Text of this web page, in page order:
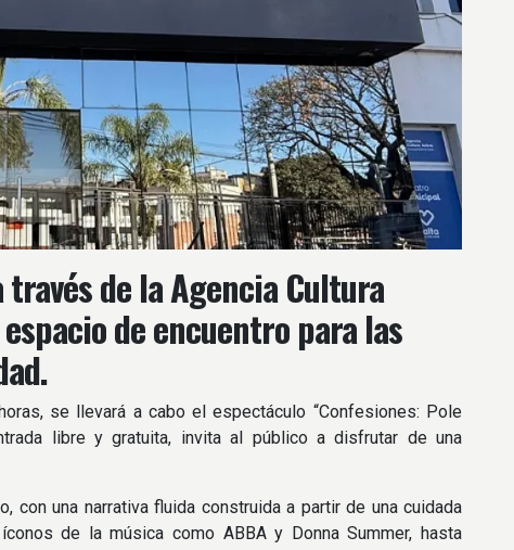
través de la Agencia Cultura
de encuentro para las
se llevará a cabo el espectáculo “Confesiones: Pole
libre y gratuita, invita al público a disfrutar de una
con una narrativa fluida construida a partir de una cuidada
de la música como ABBA y Donna Summer, hasta